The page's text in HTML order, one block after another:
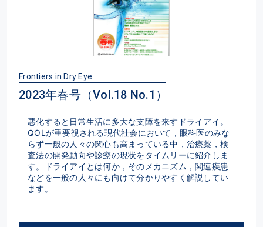
Frontiers in Dry Eye
2023年春号（Vol.18 No.1）
悪化すると日常生活に多大な支障を来すドライアイ。
QOLが重要視される現代社会において，眼科医のみな
らず一般の人々の関心も高まっている中，治療薬，検
査法の開発動向や診療の現状をタイムリーに紹介しま
す。ドライアイとは何か，そのメカニズム，関連疾患
などを一般の人々にも向けて分かりやすく解説してい
ます。